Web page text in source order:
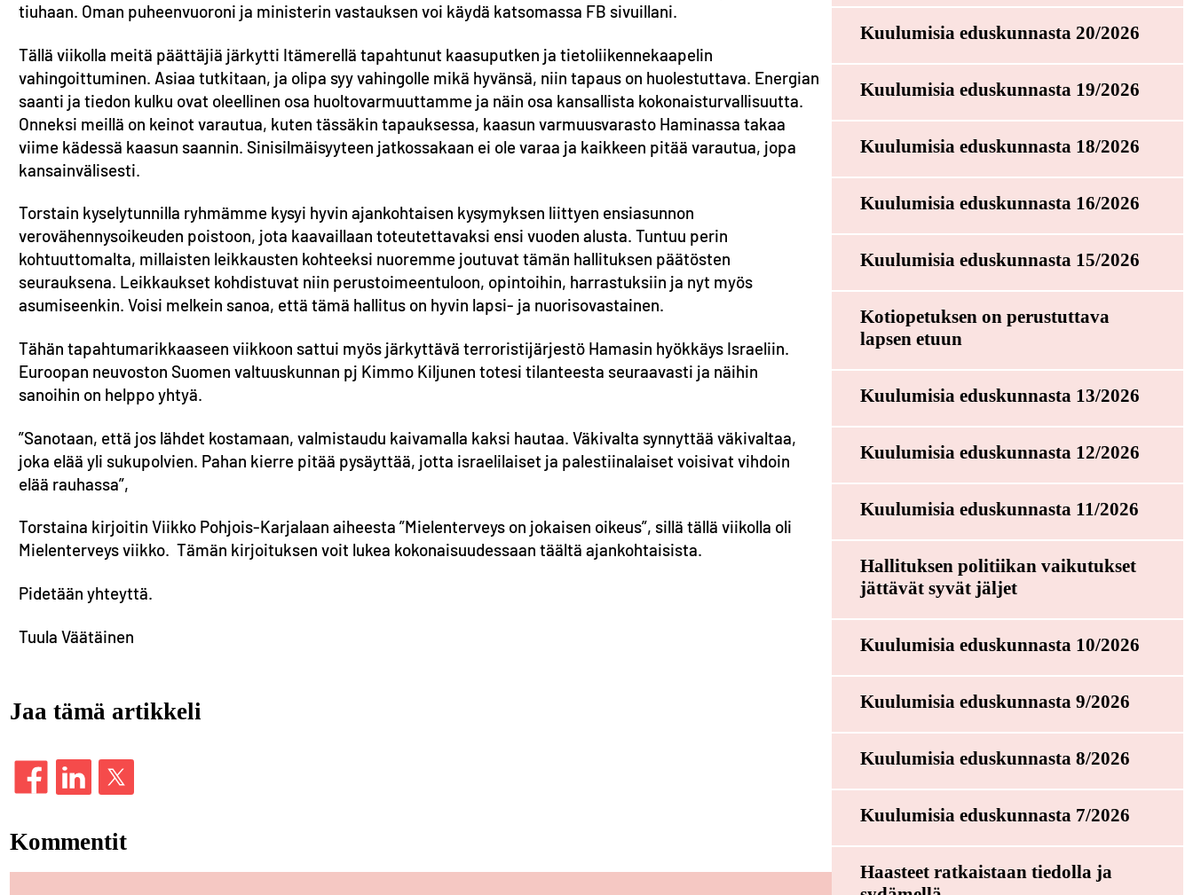
tiuhaan. Oman puheenvuoroni ja ministerin vastauksen voi käydä katsomassa FB sivuillani.
Tällä viikolla meitä päättäjiä järkytti Itämerellä tapahtunut kaasuputken ja tietoliikennekaapelin
vahingoittuminen. Asiaa tutkitaan, ja olipa syy vahingolle mikä hyvänsä, niin tapaus on huolestuttava. Energian
saanti ja tiedon kulku ovat oleellinen osa huoltovarmuuttamme ja näin osa kansallista kokonaisturvallisuutta.
Onneksi meillä on keinot varautua, kuten tässäkin tapauksessa, kaasun varmuusvarasto Haminassa takaa
viime kädessä kaasun saannin. Sinisilmäisyyteen jatkossakaan ei ole varaa ja kaikkeen pitää varautua, jopa
kansainvälisesti.
Torstain kyselytunnilla ryhmämme kysyi hyvin ajankohtaisen kysymyksen liittyen ensiasunnon
verovähennysoikeuden poistoon, jota kaavaillaan toteutettavaksi ensi vuoden alusta. Tuntuu perin
kohtuuttomalta, millaisten leikkausten kohteeksi nuoremme joutuvat tämän hallituksen päätösten
seurauksena. Leikkaukset kohdistuvat niin perustoimeentuloon, opintoihin, harrastuksiin ja nyt myös
asumiseenkin. Voisi melkein sanoa, että tämä hallitus on hyvin lapsi- ja nuorisovastainen.
Tähän tapahtumarikkaaseen viikkoon sattui myös järkyttävä terroristijärjestö Hamasin hyökkäys Israeliin.
Euroopan neuvoston Suomen valtuuskunnan pj Kimmo Kiljunen totesi tilanteesta seuraavasti ja näihin
sanoihin on helppo yhtyä.
”Sanotaan, että jos lähdet kostamaan, valmistaudu kaivamalla kaksi hautaa. Väkivalta synnyttää väkivaltaa,
joka elää yli sukupolvien. Pahan kierre pitää pysäyttää, jotta israelilaiset ja palestiinalaiset voisivat vihdoin
elää rauhassa”,
Torstaina kirjoitin Viikko Pohjois-Karjalaan aiheesta ”Mielenterveys on jokaisen oikeus”, sillä tällä viikolla oli
Mielenterveys viikko. Tämän kirjoituksen voit lukea kokonaisuudessaan täältä ajankohtaisista.
Pidetään yhteyttä.
Tuula Väätäinen
Jaa tämä artikkeli
Kommentit
Kuulumisia eduskunnasta 20/2026
Kuulumisia eduskunnasta 19/2026
Kuulumisia eduskunnasta 18/2026
Kuulumisia eduskunnasta 16/2026
Kuulumisia eduskunnasta 15/2026
Kotiopetuksen on perustuttava
lapsen etuun
Kuulumisia eduskunnasta 13/2026
Kuulumisia eduskunnasta 12/2026
Kuulumisia eduskunnasta 11/2026
Hallituksen politiikan vaikutukset
jättävät syvät jäljet
Kuulumisia eduskunnasta 10/2026
Kuulumisia eduskunnasta 9/2026
Kuulumisia eduskunnasta 8/2026
Kuulumisia eduskunnasta 7/2026
Haasteet ratkaistaan tiedolla ja